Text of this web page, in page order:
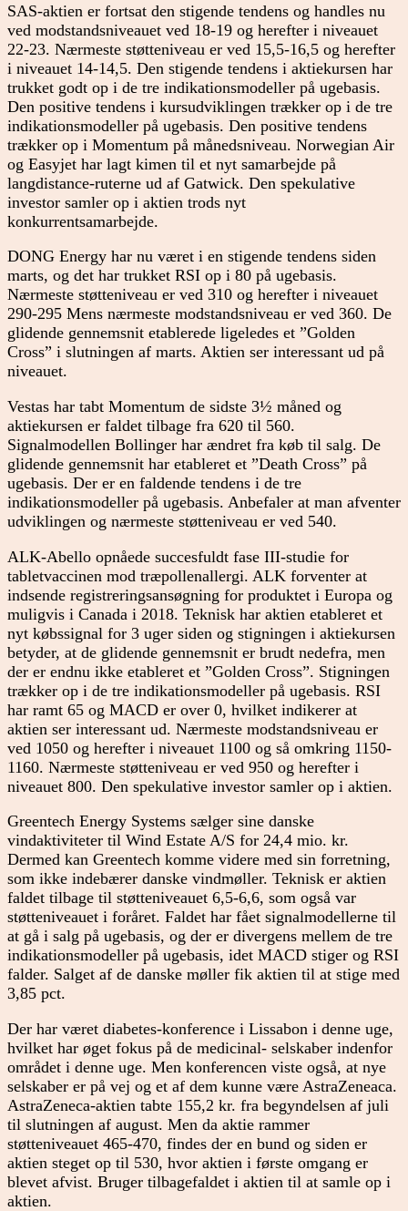
SAS-aktien er fortsat den stigende tendens og handles nu
ved modstandsniveauet ved 18-19 og herefter i niveauet
22-23. Nærmeste støtteniveau er ved 15,5-16,5 og herefter
i niveauet 14-14,5. Den stigende tendens i aktiekursen har
trukket godt op i de tre indikationsmodeller på ugebasis.
Den positive tendens i kursudviklingen trækker op i de tre
indikationsmodeller på ugebasis. Den positive tendens
trækker op i Momentum på månedsniveau. Norwegian Air
og Easyjet har lagt kimen til et nyt samarbejde på
langdistance-ruterne ud af Gatwick. Den spekulative
investor samler op i aktien trods nyt
konkurrentsamarbejde.
DONG Energy har nu været i en stigende tendens siden
marts, og det har trukket RSI op i 80 på ugebasis.
Nærmeste støtteniveau er ved 310 og herefter i niveauet
290-295 Mens nærmeste modstandsniveau er ved 360. De
glidende gennemsnit etablerede ligeledes et ”Golden
Cross” i slutningen af marts. Aktien ser interessant ud på
niveauet.
Vestas har tabt Momentum de sidste 3½ måned og
aktiekursen er faldet tilbage fra 620 til 560.
Signalmodellen Bollinger har ændret fra køb til salg. De
glidende gennemsnit har etableret et ”Death Cross” på
ugebasis. Der er en faldende tendens i de tre
indikationsmodeller på ugebasis. Anbefaler at man afventer
udviklingen og nærmeste støtteniveau er ved 540.
ALK-Abello opnåede succesfuldt fase III-studie for
tabletvaccinen mod træpollenallergi. ALK forventer at
indsende registreringsansøgning for produktet i Europa og
muligvis i Canada i 2018. Teknisk har aktien etableret et
nyt købssignal for 3 uger siden og stigningen i aktiekursen
betyder, at de glidende gennemsnit er brudt nedefra, men
der er endnu ikke etableret et ”Golden Cross”. Stigningen
trækker op i de tre indikationsmodeller på ugebasis. RSI
har ramt 65 og MACD er over 0, hvilket indikerer at
aktien ser interessant ud. Nærmeste modstandsniveau er
ved 1050 og herefter i niveauet 1100 og så omkring 1150-
1160. Nærmeste støtteniveau er ved 950 og herefter i
niveauet 800. Den spekulative investor samler op i aktien.
Greentech Energy Systems sælger sine danske
vindaktiviteter til Wind Estate A/S for 24,4 mio. kr.
Dermed kan Greentech komme videre med sin forretning,
som ikke indebærer danske vindmøller. Teknisk er aktien
faldet tilbage til støtteniveauet 6,5-6,6, som også var
støtteniveauet i foråret. Faldet har fået signalmodellerne til
at gå i salg på ugebasis, og der er divergens mellem de tre
indikationsmodeller på ugebasis, idet MACD stiger og RSI
falder. Salget af de danske møller fik aktien til at stige med
3,85 pct.
Der har været diabetes-konference i Lissabon i denne uge,
hvilket har øget fokus på de medicinal- selskaber indenfor
området i denne uge. Men konferencen viste også, at nye
selskaber er på vej og et af dem kunne være AstraZeneaca.
AstraZeneca-aktien tabte 155,2 kr. fra begyndelsen af juli
til slutningen af august. Men da aktie rammer
støtteniveauet 465-470, findes der en bund og siden er
aktien steget op til 530, hvor aktien i første omgang er
blevet afvist. Bruger tilbagefaldet i aktien til at samle op i
aktien.